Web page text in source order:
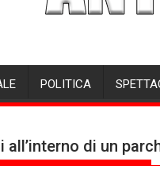
POLITICA
di un